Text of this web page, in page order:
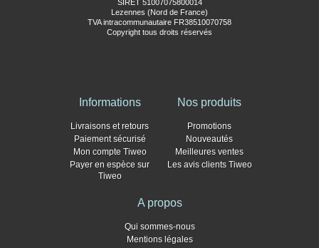
SIRET 51007075800014
Lezennes (Nord de France)
TVA intracommunautaire FR38510070758
Copyright tous droits réservés
Informations
Livraisons et retours
Paiement sécurisé
Mon compte Tiweo
Payer en espèce sur
Tiweo
Nos produits
Promotions
Nouveautés
Meilleures ventes
Les avis clients Tiweo
A propos
Qui sommes-nous
Mentions légales